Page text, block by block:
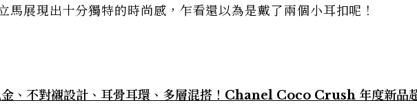
馬展現出十分獨特的時尚感，乍看還以為是戴了兩個小耳扣呢！
金、不對襯設計、耳骨耳環、多層混搭！Chanel Coco Crush 年度新品